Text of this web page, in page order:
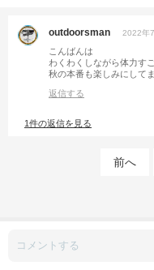
outdoorsman 2022年
こんばんは
わくわくしながら体力す
秋の本番も楽しみにして
返信する
1件の返信を見る
前へ